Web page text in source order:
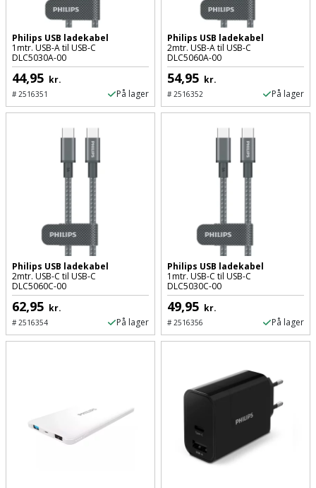
Svejseværk
og
svejsemaskine
Tagpladeværktøj
Trekantsliber
Trekantslibertilbehør
Vægscanner
Varmekanon
Varmepistol
Vinkelsliber
Vinkelslibertilbehør
Philips USB ladekabel
1mtr. USB-A til USB-C
DLC5030A-00
44,95 kr.
#2516351 På lager
Philips USB ladekabel
2mtr. USB-A til USB-C
DLC5060A-00
54,95 kr.
#2516352 På lager
Philips USB ladekabel
2mtr. USB-C til USB-C
DLC5060C-00
62,95 kr.
#2516354 På lager
Philips USB ladekabel
1mtr. USB-C til USB-C
DLC5030C-00
49,95 kr.
#2516356 På lager